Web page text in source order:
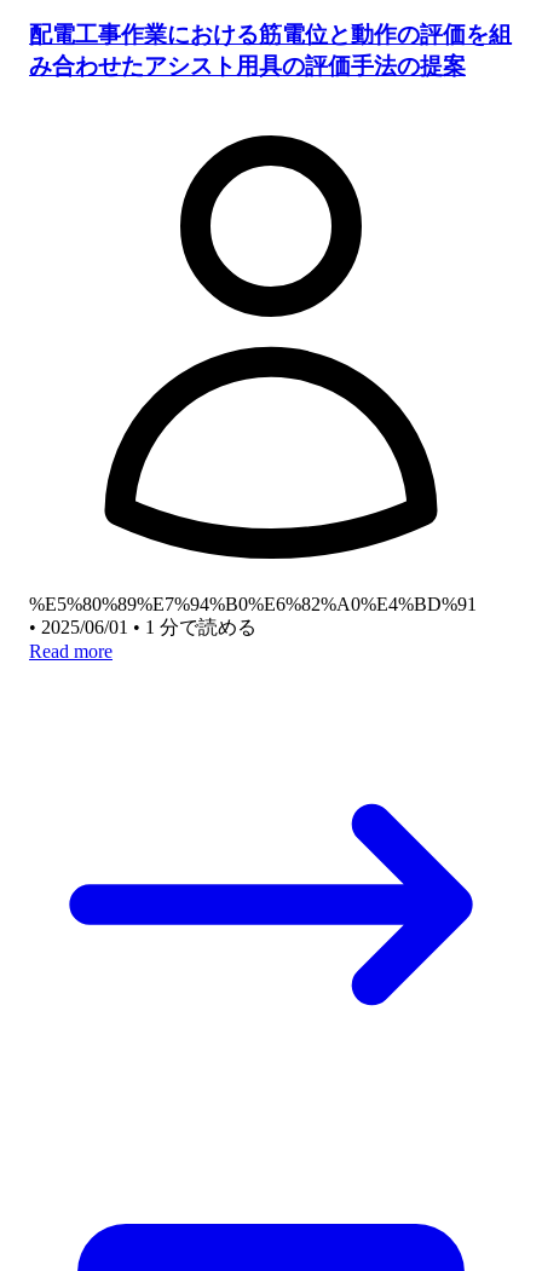
配電工事作業における筋電位と動作の評価を組
み合わせたアシスト用具の評価手法の提案
%E5%80%89%E7%94%B0%E6%82%A0%E4%BD%91
• 2025/06/01 • 1 分で読める
Read more